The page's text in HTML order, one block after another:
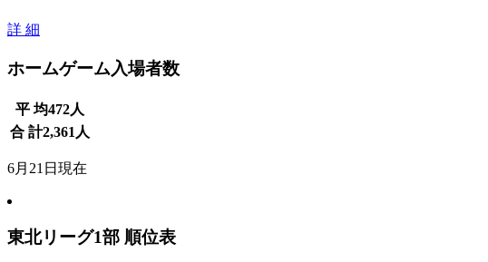
詳 細
ホームゲーム入場者数
平 均472人
合 計2,361 人
6月21日現在
東北リーグ1部 順位表